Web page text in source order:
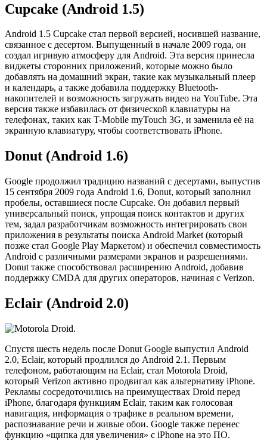
Cupcake (Android 1.5)
Android 1.5 Cupcake стал первой версией, носившей название,
связанное с десертом. Выпущенный в начале 2009 года, он
создал игривую атмосферу для Android. Эта версия принесла
виджеты сторонних приложений, которые можно было
добавлять на домашний экран, такие как музыкальный плеер
и календарь, а также добавила поддержку Bluetooth-
накопителей и возможность загружать видео на YouTube. Эта
версия также избавилась от физической клавиатуры на
телефонах, таких как T-Mobile myTouch 3G, и заменила её на
экранную клавиатуру, чтобы соответствовать iPhone.
Donut (Android 1.6)
Google продолжил традицию названий с десертами, выпустив
15 сентября 2009 года Android 1.6, Donut, который заполнил
пробелы, оставшиеся после Cupcake. Он добавил первый
универсальный поиск, упрощая поиск контактов и других
тем, задал разработчикам возможность интегрировать свои
приложения в результаты поиска Android Market (который
позже стал Google Play Маркетом) и обеспечил совместимость
Android с различными размерами экранов и разрешениями.
Donut также способствовал расширению Android, добавив
поддержку CMDA для других операторов, начиная с Verizon.
Eclair (Android 2.0)
Спустя шесть недель после Donut Google выпустил Android
2.0, Eclair, который продлился до Android 2.1. Первым
телефоном, работающим на Eclair, стал Motorola Droid,
который Verizon активно продвигал как альтернативу iPhone.
Рекламы сосредоточились на преимуществах Droid перед
iPhone, благодаря функциям Eclair, таким как голосовая
навигация, информация о трафике в реальном времени,
распознавание речи и живые обои. Google также перенес
функцию «щипка для увеличения» с iPhone на это ПО.